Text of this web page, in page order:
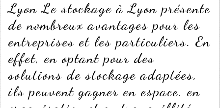
Lyon Le stockage à Lyon présente
de nombreux avantages pour les
entreprises et les particuliers. En
effet, en optant pour des
solutions de stockage adaptées,
ils peuvent gagner en espace, en